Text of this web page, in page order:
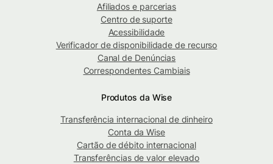
Afiliados e parcerias
Centro de suporte
Acessibilidade
Verificador de disponibilidade de recurso
Canal de Denúncias
Correspondentes Cambiais
Produtos da Wise
Transferência internacional de dinheiro
Conta da Wise
Cartão de débito internacional
Transferências de valor elevado